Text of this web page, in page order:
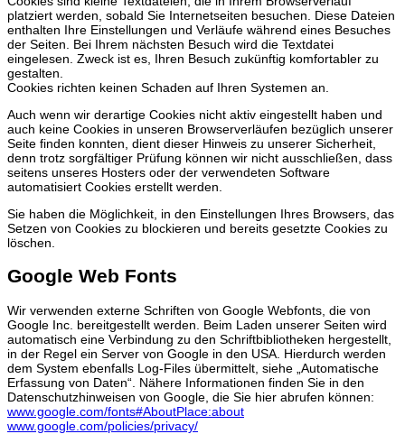
platziert werden, sobald Sie Internetseiten besuchen. Diese Dateien
enthalten Ihre Einstellungen und Verläufe während eines Besuches
der Seiten. Bei Ihrem nächsten Besuch wird die Textdatei
eingelesen. Zweck ist es, Ihren Besuch zukünftig komfortabler zu
gestalten.
Cookies richten keinen Schaden auf Ihren Systemen an.
Auch wenn wir derartige Cookies nicht aktiv eingestellt haben und
auch keine Cookies in unseren Browserverläufen bezüglich unserer
Seite finden konnten, dient dieser Hinweis zu unserer Sicherheit,
denn trotz sorgfältiger Prüfung können wir nicht ausschließen, dass
seitens unseres Hosters oder der verwendeten Software
automatisiert Cookies erstellt werden.
Sie haben die Möglichkeit, in den Einstellungen Ihres Browsers, das
Setzen von Cookies zu blockieren und bereits gesetzte Cookies zu
löschen.
Google Web Fonts
Wir verwenden externe Schriften von Google Webfonts, die von
Google Inc. bereitgestellt werden. Beim Laden unserer Seiten wird
automatisch eine Verbindung zu den Schriftbibliotheken hergestellt,
in der Regel ein Server von Google in den USA. Hierdurch werden
dem System ebenfalls Log-Files übermittelt, siehe „Automatische
Erfassung von Daten“. Nähere Informationen finden Sie in den
Datenschutzhinweisen von Google, die Sie hier abrufen können:
www.google.com/fonts#AboutPlace:about
www.google.com/policies/privacy/